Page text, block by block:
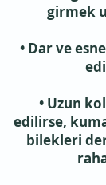
girmek
• Dar ve
• Uzun
edilirse,
bilekleri